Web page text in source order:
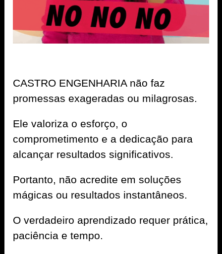
CASTRO ENGENHARIA não faz
promessas exageradas ou milagrosas.
Ele valoriza o esforço, o
comprometimento e a dedicação para
alcançar resultados significativos.
Portanto, não acredite em soluções
mágicas ou resultados instantâneos.
O verdadeiro aprendizado requer prática,
paciência e tempo.